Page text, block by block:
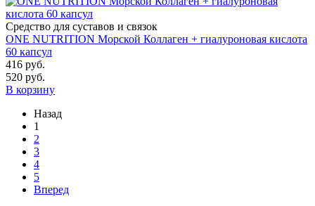
Средство для суставов и связок
ONE NUTRITION Морской Коллаген + гиалуроновая кислота
60 капсул
416 руб.
520 руб.
В корзину
Назад
1
2
3
4
5
Вперед